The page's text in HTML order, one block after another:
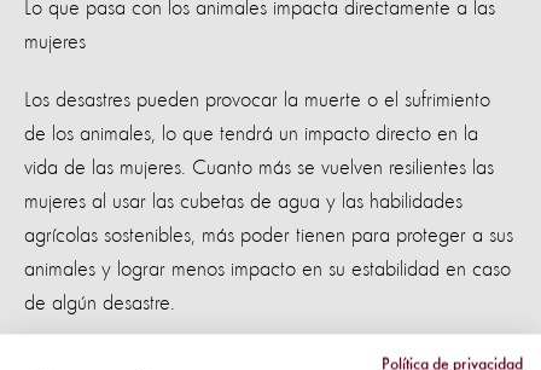
Lo que pasa con los animales impacta directamente a las
mujeres
Los desastres pueden provocar la muerte o el sufrimiento
de los animales, lo que tendrá un impacto directo en la
vida de las mujeres. Cuanto más se vuelven resilientes las
mujeres al usar las cubetas de agua y las habilidades
agrícolas sostenibles, más poder tienen para proteger a sus
animales y lograr menos impacto en su estabilidad en caso
de algún desastre.
Al proteger mejor a sus animales, su condiciónPolítica de privacidad